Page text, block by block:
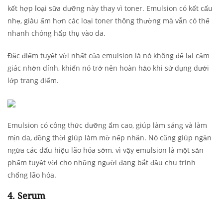
kết hợp loại sữa dưỡng này thay vì toner. Emulsion có kết cấu
nhẹ, giàu ẩm hơn các loại toner thông thường mà vẫn có thể
nhanh chóng hấp thụ vào da.
Đặc điểm tuyệt vời nhất của emulsion là nó không để lại cảm
giác nhờn dính, khiến nó trở nên hoàn hảo khi sử dụng dưới
lớp trang điểm.
Emulsion có công thức dưỡng ẩm cao, giúp làm sáng và làm
mịn da, đồng thời giúp làm mờ nếp nhăn. Nó cũng giúp ngăn
ngừa các dấu hiệu lão hóa sớm, vì vậy emulsion là một sản
phẩm tuyệt vời cho những người đang bắt đầu chu trình
chống lão hóa.
4. Serum